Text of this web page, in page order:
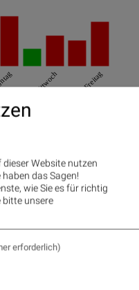
Mittwoch Freitag
Worst Days
06.12.2016 5.6%
5.51%
-6.46%
-6.03%
dieser Website nutzen
das Sagen!
wie Sie es für richtig
bitte unsere
erforderlich)